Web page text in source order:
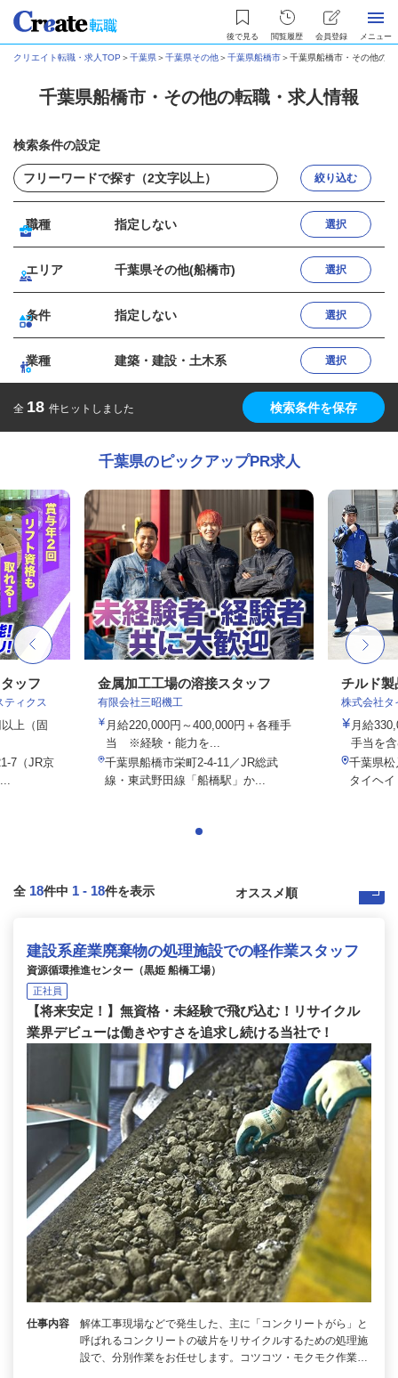
後で見る 閲覧履歴 会員登録 メニュー
クリエイト転職・求人TOP ＞千葉県＞千葉県その他＞千葉県船橋市＞千葉県船橋市・その他の
千葉県船橋市・その他の転職・求人情報
検索条件の設定
絞り込む
職種 指定しない 選択
エリア 千葉県その他(船橋市) 選択
条件 指定しない 選択
業種 建築・建設・土木系 選択
全 18 件ヒットしました 検索条件を保存
千葉県のピックアップPR求人
ッフ
ティクス
上（固
7（JR京
金属加工工場の溶接スタッフ
有限会社三昭機工
月給220,000円～400,000円＋各種手
当 ※経験・能力を...
千葉県船橋市栄町2-4-11／JR総武
線・東武野田線「船橋駅」か...
チルド製
株式会社タ
月給
手当を
千葉県
タイヘ
全 18件中 1 - 18件を表示
建設系産業廃棄物の処理施設での軽作業スタッフ
資源循環推進センター（黒姫 船橋工場）
正社員
【将来安定！】無資格・未経験で飛び込む！リサイクル
業界デビューは働きやすさを追求し続ける当社で！
仕事内容
解体工事現場などで発生した、主に「コンクリートがら」と
呼ばれるコンクリートの破片をリサイクルするための処理施
設で、分別作業をお任せします。コツコツ・モクモク作業…